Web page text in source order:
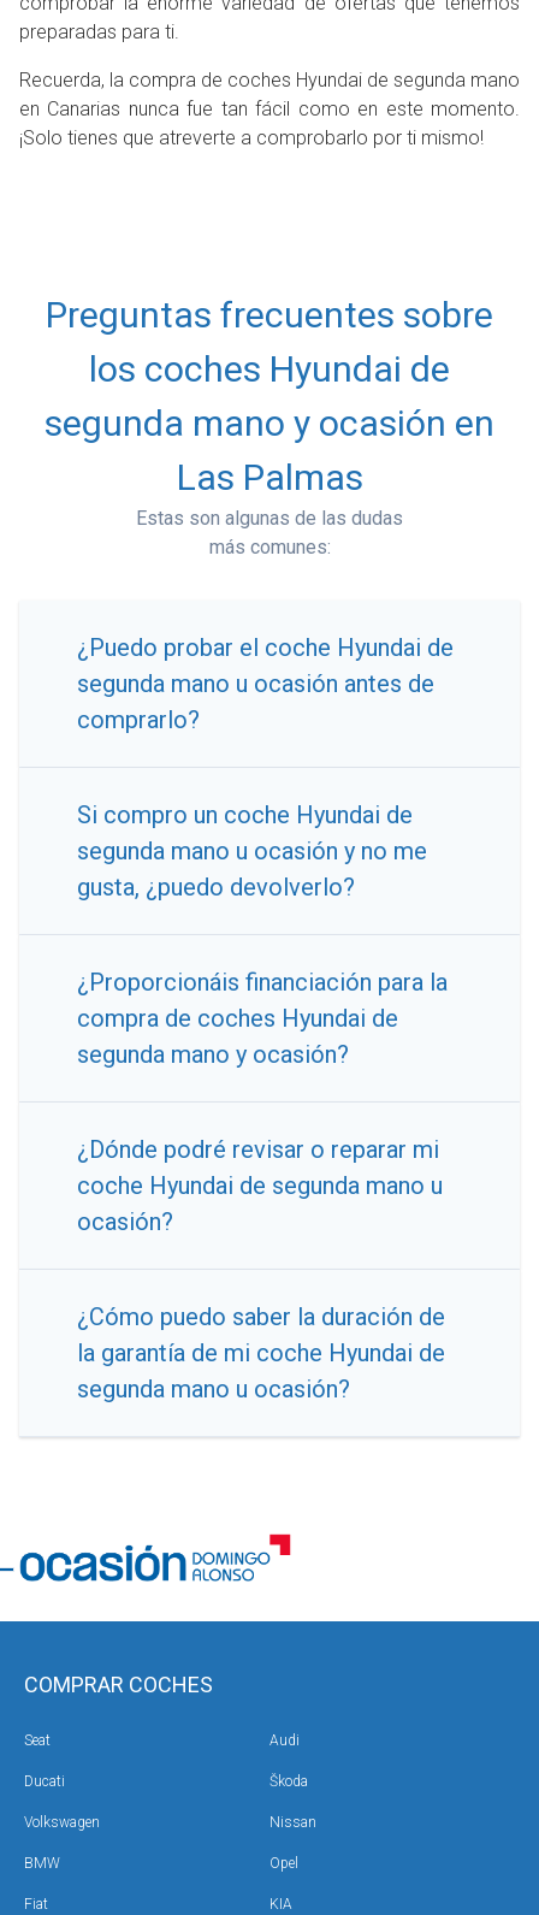
preparadas para ti.
Recuerda, la compra de coches Hyundai de segunda mano
en Canarias nunca fue tan fácil como en este momento.
¡Solo tienes que atreverte a comprobarlo por ti mismo!
Preguntas frecuentes sobre
los coches Hyundai de
segunda mano y ocasión en
Las Palmas
Estas son algunas de las dudas
más comunes:
¿Puedo probar el coche Hyundai de
segunda mano u ocasión antes de
comprarlo?
Si compro un coche Hyundai de
segunda mano u ocasión y no me
gusta, ¿puedo devolverlo?
¿Proporcionáis financiación para la
compra de coches Hyundai de
segunda mano y ocasión?
¿Dónde podré revisar o reparar mi
coche Hyundai de segunda mano u
ocasión?
¿Cómo puedo saber la duración de
la garantía de mi coche Hyundai de
segunda mano u ocasión?
COMPRAR COCHES
Seat Audi
Ducati Škoda
Volkswagen Nissan
BMW Opel
Fiat KIA